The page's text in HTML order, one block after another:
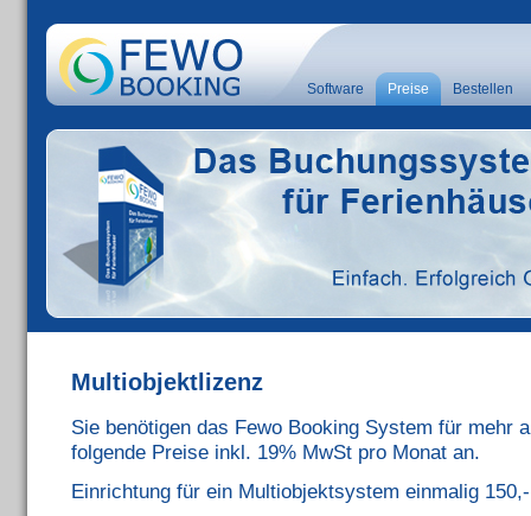
Software Preise Bestellen
Multiobjektlizenz
Sie benötigen das Fewo Booking System für mehr
folgende Preise inkl. 19% MwSt pro Monat an.
Einrichtung für ein Multiobjektsystem einmalig